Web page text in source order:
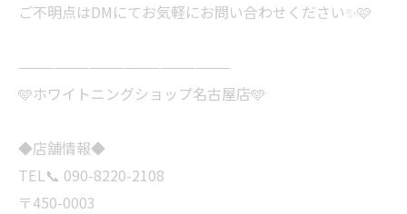
ご不明点はDMにてお気軽にお問い合わせください✨🩷
——————————————————
🩵ホワイトニングショップ名古屋店🩵
◆店舗情報◆
TEL📞 090-8220-2108
〒450-0003